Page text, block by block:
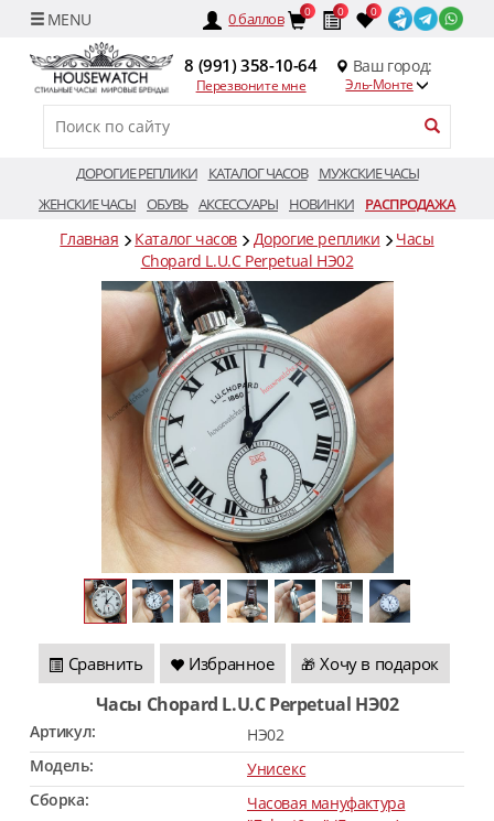
0баллов 0 0 0
8 (991) 358-10-64
Перезвоните мне
Ваш город:
Эль-Монте
ДОРОГИЕ РЕПЛИКИ КАТАЛОГ ЧАСОВ
МУЖСКИЕ ЧАСЫ
ЖЕНСКИЕ ЧАСЫ ОБУВЬ АКСЕССУАРЫ НОВИНКИ РАСПРОДАЖА
Главная Каталог часов Дорогие реплики
Часы
Chopard L.U.C Perpetual HЭ02
Сравнить Избранное 🎁 Хочу в подарок
Часы Chopard L.U.C Perpetual HЭ02
Артикул:
HЭ02
Модель:
Унисекс
Сборка:
Часовая мануфактура